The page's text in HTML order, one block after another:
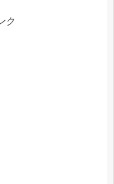
ク